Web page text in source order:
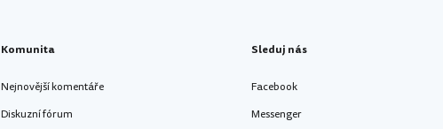
Komunita
Nejnovější komentáře
Diskuzní fórum
Sleduj nás
Facebook
Messenger